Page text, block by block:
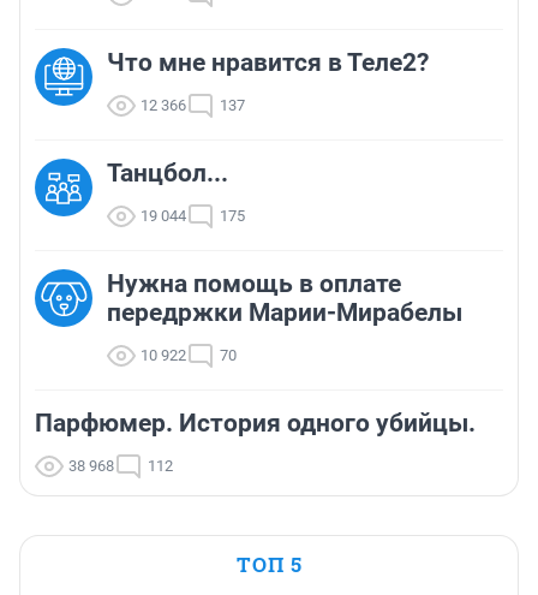
Что мне нравится в Теле2?
12 366 137
Танцбол...
19 044 175
Нужна помощь в оплате
передржки Марии-Мирабелы
10 922 70
Парфюмер. История одного убийцы.
38 968 112
ТОП 5